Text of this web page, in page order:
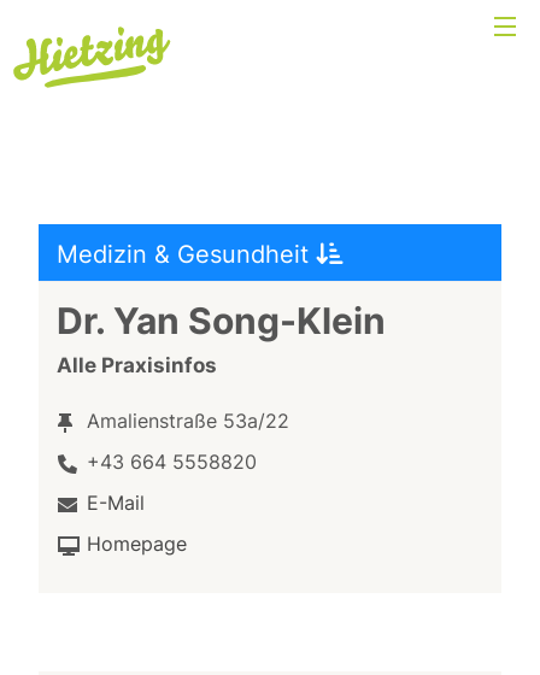
Medizin & Gesundheit
Dr. Yan Song-Klein
Alle Praxisinfos
Amalienstraße 53a/22
+43 664 5558820
E-Mail
Homepage